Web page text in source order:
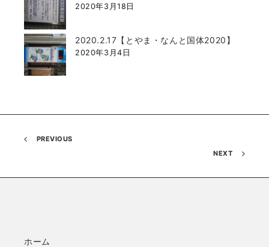
2020年3月18日
2020.2.17【とやま・なんと国体2020】
2020年3月4日
PREVIOUS
NEXT
ホーム